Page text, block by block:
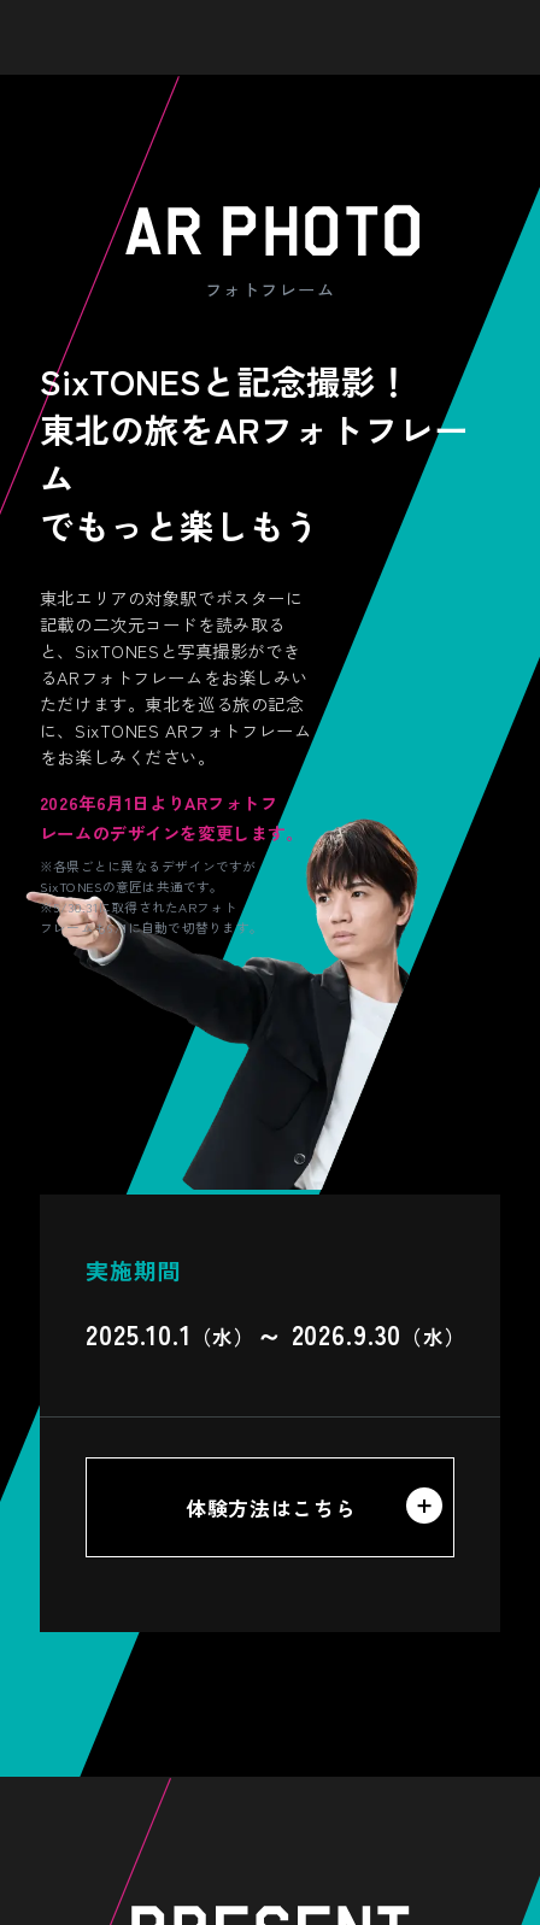
「好き」と一緒に現実世界を
散策できるお散歩アプリ
Locatone（ロケトーン）は、ソニーの技
術を活用した、現実世界に仮想世界の音
が混ざり合う新感覚の音響体験サービス
です。スマートフォンからコンテンツを
開始し、特定のスポットを訪れると、位
置情報に連動して自動的に音声や音楽が
聞こえてきます。音を聴きながら街をめ
ぐることで新しい魅力や楽しみ方を発見
できます。
公式サイトはこちら
供するアプリケーションです。
ご参加の際は、必ずスマートフォンのGPS
機能をONにしてください。
動で聴こえてきます。
新幹線に乗車中は、ツアーを停止しないで
ください。
※
トンネル内を走行中など、通信が不安定な
場所では、音声を取得できない場合があり
一部音声が取得できなかった等のトラブル
フォトフレーム
SixTONESと記念撮影！
東北の旅をARフォトフレー
ム
でもっと楽しもう
東北エリアの対象駅でポスターに
記載の二次元コードを読み取る
と、SixTONESと写真撮影ができ
るARフォトフレームをお楽しみい
ただけます。東北を巡る旅の記念
に、SixTONES ARフォトフレーム
をお楽しみください。
2026年6月1日よりARフォトフ
レームのデザインを変更します。
※各県ごとに異なるデザインですが
SixTONESの意匠は共通です。
※5/30.31に取得されたARフォト
フレームも6/1に自動で切替ります。
実施期間
2025.10.1 （水） ～ 2026.9.30 （水）
体験方法はこちら
SixTONESのポスターに
記載された
スマートフォンで読み取ると、
画面上に
表示され、SixTONESと一緒に